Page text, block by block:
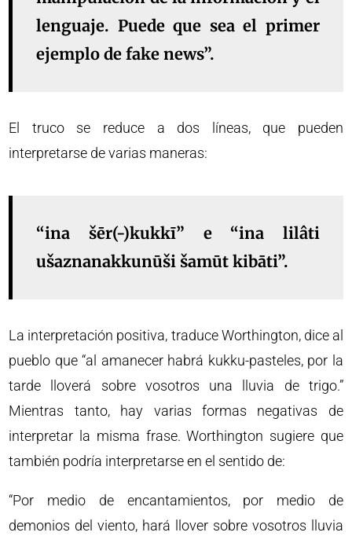
lenguaje. Puede que sea el primer
ejemplo de fake news”.
El truco se reduce a dos líneas, que pueden
interpretarse de varias maneras:
“ina šēr(-)kukkī” e “ina lilâti
ušaznanakkunūši šamūt kibāti”.
La interpretación positiva, traduce Worthington, dice al
pueblo que “al amanecer habrá kukku-pasteles, por la
tarde lloverá sobre vosotros una lluvia de trigo.”
Mientras tanto, hay varias formas negativas de
interpretar la misma frase. Worthington sugiere que
también podría interpretarse en el sentido de:
“Por medio de encantamientos, por medio de
demonios del viento, hará llover sobre vosotros lluvia